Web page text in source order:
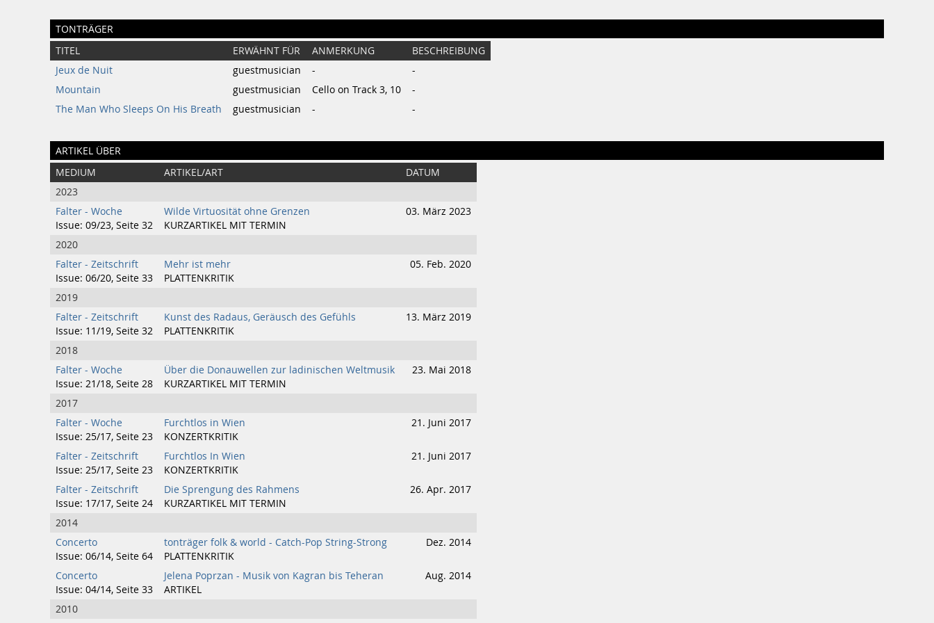
TONTRÄGER
TITEL ERWÄHNT FÜR ANMERKUNG
BESCHREIBUNG
Jeux de Nuit
guestmusician -
-
Mountain
guestmusician Cello on Track 3, 10
-
The Man Who Sleeps On His Breath
guestmusician - -
ARTIKEL ÜBER
MEDIUM ARTIKEL/ART
DATUM
2023
Falter - Woche
Issue: 09/23, Seite 32
Wilde Virtuosität ohne Grenzen
KURZARTIKEL MIT TERMIN
03. März 2023
2020
Falter - Zeitschrift
Issue: 06/20, Seite 33
Mehr ist mehr
PLATTENKRITIK
05. Feb. 2020
2019
Falter - Zeitschrift
Issue: 11/19, Seite 32
Kunst des Radaus, Geräusch des Gefühls
PLATTENKRITIK
13. März 2019
2018
Falter - Woche
Issue: 21/18, Seite 28
Über die Donauwellen zur ladinischen Weltmusik
KURZARTIKEL MIT TERMIN
23. Mai 2018
2017
Falter - Woche
Issue: 25/17, Seite 23
Furchtlos in Wien
KONZERTKRITIK
21. Juni 2017
Falter - Zeitschrift
Issue: 25/17, Seite 23
Furchtlos In Wien
KONZERTKRITIK
21. Juni 2017
Falter - Zeitschrift
Issue: 17/17, Seite 24
Die Sprengung des Rahmens
KURZARTIKEL MIT TERMIN
26. Apr. 2017
2014
Concerto
Issue: 06/14, Seite 64
tonträger folk & world - Catch-Pop String-Strong
PLATTENKRITIK
Dez. 2014
Concerto
Issue: 04/14, Seite 33
Jelena Poprzan - Musik von Kagran bis Teheran
ARTIKEL
Aug. 2014
2010